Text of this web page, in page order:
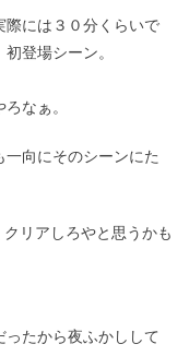
際には３０分くらいで
登場シーン。
なぁ。
向にそのシーンにた
リアしろやと思うかも
たから夜ふかしして